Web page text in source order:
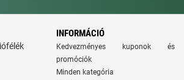
INFORMÁCIÓ
Kedvezményes kuponok és
promóciók
Minden kategória